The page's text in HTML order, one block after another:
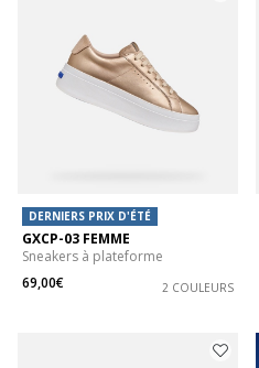
DERNIERS PRIX D'ÉTÉ
GXCP-03 FEMME
Sneakers à plateforme
69,00€
2 COULEURS